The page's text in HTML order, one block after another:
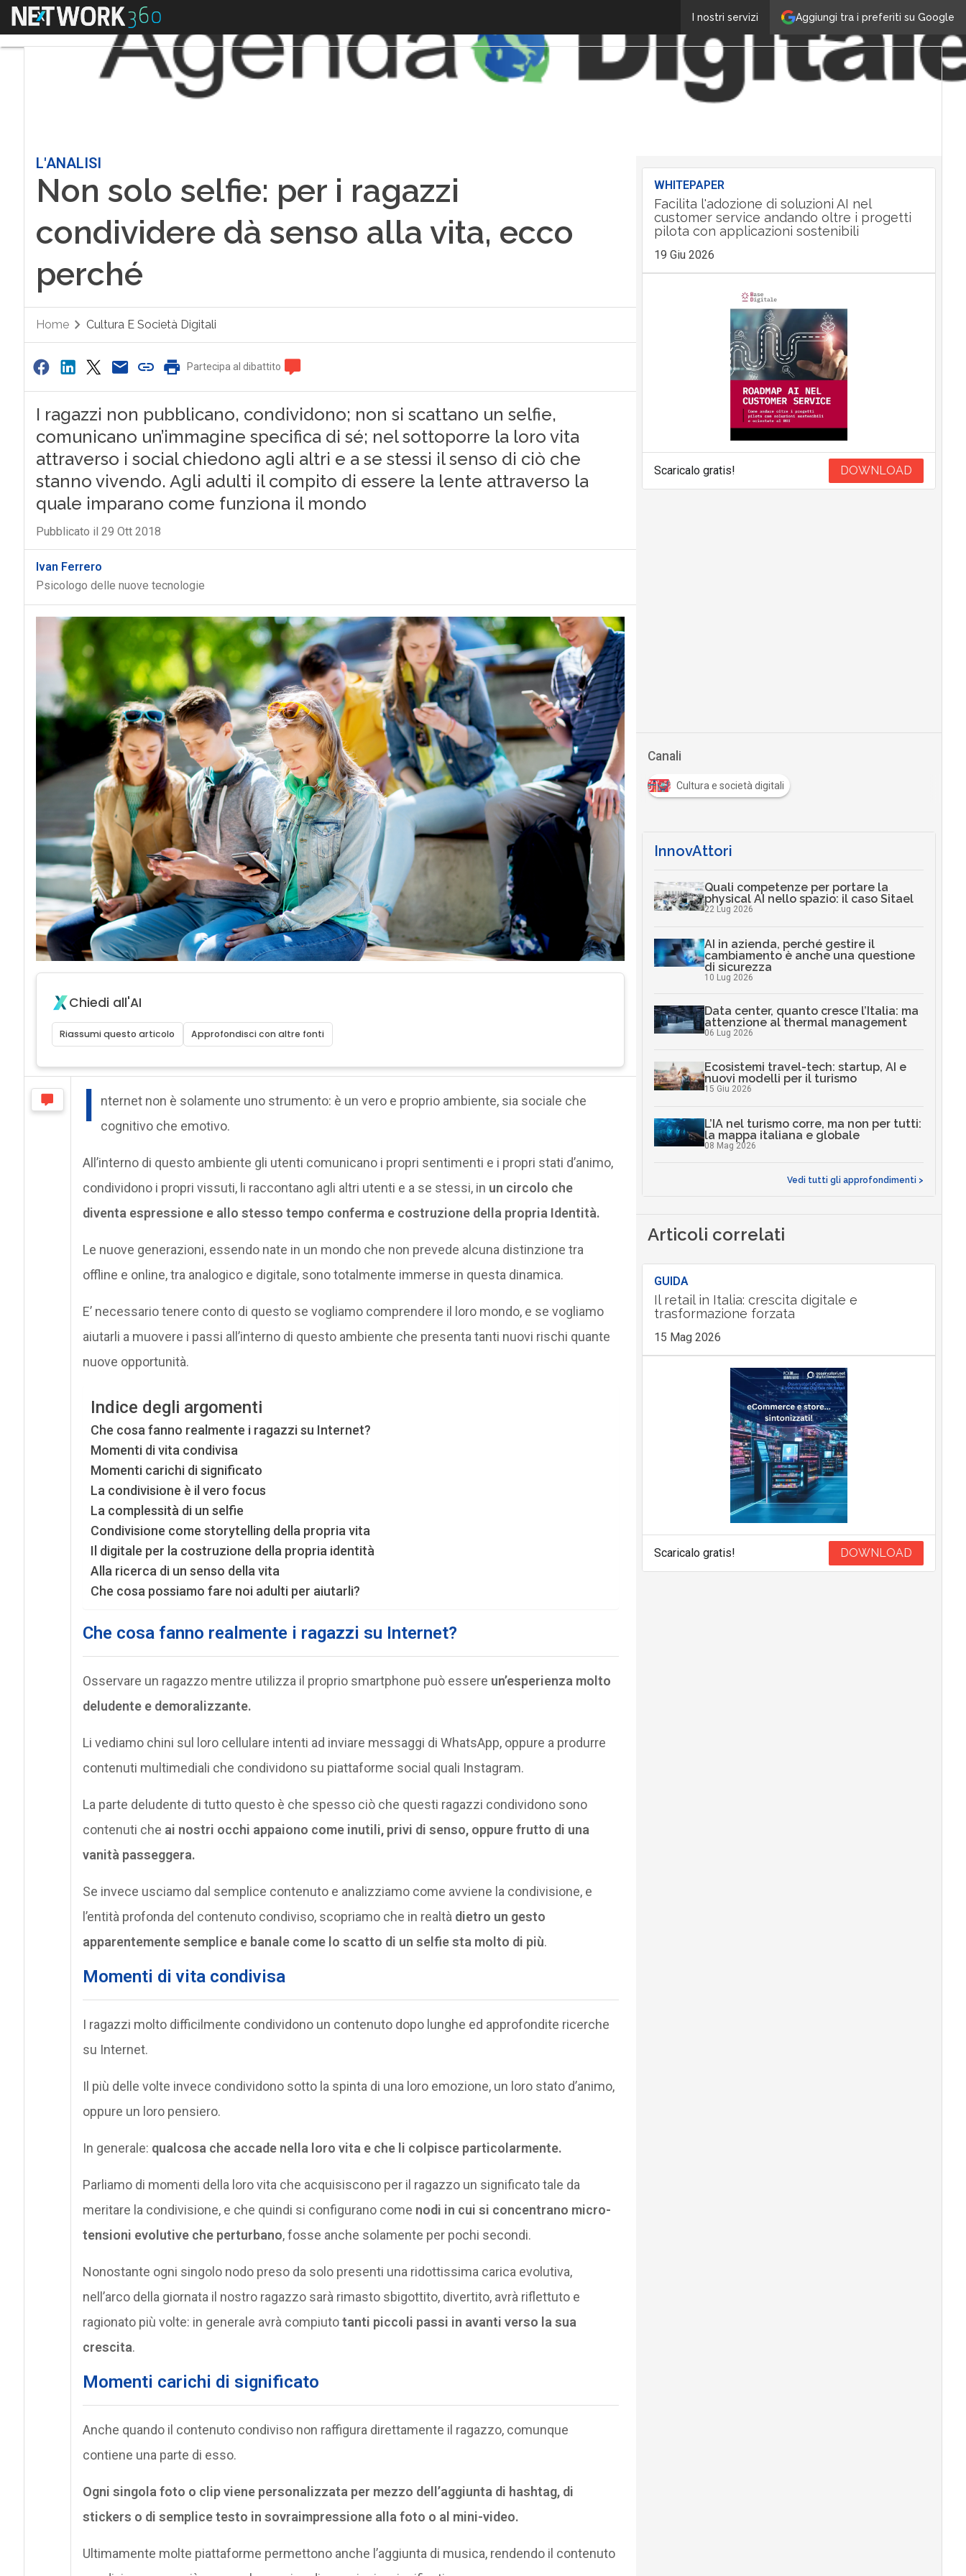
Aggiungi tra i preferiti su Google
I nostri servizi
Menu
L'ANALISI
Non solo selfie: per i ragazzi
condividere dà senso alla vita, ecco
perché
Home Cultura E Società Digitali
Partecipa al dibattito
I ragazzi non pubblicano, condividono; non si scattano un selfie,
comunicano un’immagine specifica di sé; nel sottoporre la loro vita
attraverso i social chiedono agli altri e a se stessi il senso di ciò che
stanno vivendo. Agli adulti il compito di essere la lente attraverso la
quale imparano come funziona il mondo
Pubblicato il 29 Ott 2018
Ivan Ferrero
Psicologo delle nuove tecnologie
Chiedi all'AI
Riassumi questo articolo Approfondisci con altre fonti
I
nternet non è solamente uno strumento: è un vero e proprio ambiente, sia sociale che
cognitivo che emotivo.
All’interno di questo ambiente gli utenti comunicano i propri sentimenti e i propri stati d’animo,
condividono i propri vissuti, li raccontano agli altri utenti e a se stessi, in un circolo che
diventa espressione e allo stesso tempo conferma e costruzione della propria Identità.
Le nuove generazioni, essendo nate in un mondo che non prevede alcuna distinzione tra
offline e online, tra analogico e digitale, sono totalmente immerse in questa dinamica.
E’ necessario tenere conto di questo se vogliamo comprendere il loro mondo, e se vogliamo
aiutarli a muovere i passi all’interno di questo ambiente che presenta tanti nuovi rischi quante
nuove opportunità.
Indice degli argomenti
Che cosa fanno realmente i ragazzi su Internet?
Momenti di vita condivisa
Momenti carichi di significato
La condivisione è il vero focus
La complessità di un selfie
Condivisione come storytelling della propria vita
Il digitale per la costruzione della propria identità
Alla ricerca di un senso della vita
Che cosa possiamo fare noi adulti per aiutarli?
Che cosa fanno realmente i ragazzi su Internet?
Osservare un ragazzo mentre utilizza il proprio smartphone può essere un’esperienza molto
deludente e demoralizzante.
Li vediamo chini sul loro cellulare intenti ad inviare messaggi di WhatsApp, oppure a produrre
contenuti multimediali che condividono su piattaforme social quali Instagram.
La parte deludente di tutto questo è che spesso ciò che questi ragazzi condividono sono
contenuti che ai nostri occhi appaiono come inutili, privi di senso, oppure frutto di una
vanità passeggera.
Se invece usciamo dal semplice contenuto e analizziamo come avviene la condivisione, e
l’entità profonda del contenuto condiviso, scopriamo che in realtà dietro un gesto
apparentemente semplice e banale come lo scatto di un selfie sta molto di più.
Momenti di vita condivisa
I ragazzi molto difficilmente condividono un contenuto dopo lunghe ed approfondite ricerche
su Internet.
Il più delle volte invece condividono sotto la spinta di una loro emozione, un loro stato d’animo,
oppure un loro pensiero.
In generale: qualcosa che accade nella loro vita e che li colpisce particolarmente.
Parliamo di momenti della loro vita che acquisiscono per il ragazzo un significato tale da
meritare la condivisione, e che quindi si configurano come nodi in cui si concentrano micro-
tensioni evolutive che perturbano, fosse anche solamente per pochi secondi.
Nonostante ogni singolo nodo preso da solo presenti una ridottissima carica evolutiva,
nell’arco della giornata il nostro ragazzo sarà rimasto sbigottito, divertito, avrà riflettuto e
ragionato più volte: in generale avrà compiutotanti piccoli passi in avanti verso la sua
crescita.
Momenti carichi di significato
Anche quando il contenuto condiviso non raffigura direttamente il ragazzo, comunque
contiene una parte di esso.
Ogni singola foto o clip viene personalizzata per mezzo dell’aggiunta di hashtag, di
stickers o di semplice testo in sovraimpressione alla foto o al mini-video.
Ultimamente molte piattaforme permettono anche l’aggiunta di musica, rendendo il contenuto
WHITEPAPER
Facilita l'adozione di soluzioni AI nel
customer service andando oltre i progetti
pilota con applicazioni sostenibili
19 Giu 2026
Scaricalo gratis! DOWNLOAD
Canali
Cultura e società digitali
InnovAttori
Quali competenze per portare la
physical AI nello spazio: il caso Sitael
22 Lug 2026
AI in azienda, perché gestire il
cambiamento è anche una questione
di sicurezza
10 Lug 2026
Data center, quanto cresce l’Italia: ma
attenzione al thermal management
06 Lug 2026
Ecosistemi travel-tech: startup, AI e
nuovi modelli per il turismo
15 Giu 2026
L’IA nel turismo corre, ma non per tutti:
la mappa italiana e globale
08 Mag 2026
Vedi tutti gli approfondimenti >
Articoli correlati
GUIDA
Il retail in Italia: crescita digitale e
trasformazione forzata
15 Mag 2026
Scaricalo gratis! DOWNLOAD